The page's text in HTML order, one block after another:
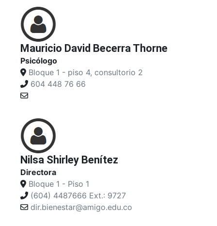
Mauricio David Becerra Thorne
Psicólogo
Bloque 1 - piso 4, consultorio 2
604 448 76 66
Nilsa Shirley Benítez
Directora
Bloque 1 - Piso 1
(604) 4487666 Ext.: 9727
dir.bienestar@amigo.edu.co